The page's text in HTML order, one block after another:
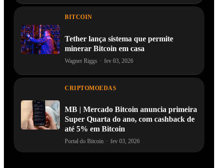
BITCOIN
Tether lança sistema que permite
minerar Bitcoin em casa
Wagner Riggs · fev 03, 2026
CRIPTOMOEDAS
MB | Mercado Bitcoin anuncia primeira
Super Quarta do ano, com cashback de
até 5% em Bitcoin
Portal do Bitcoin · fev 03, 2026